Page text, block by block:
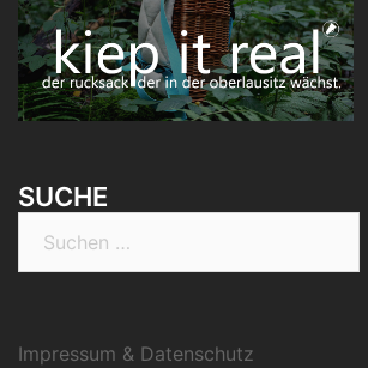
SUCHE
Impressum & Datenschutz